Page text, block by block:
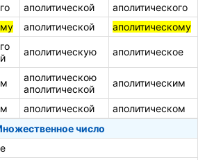
аполитической
аполитического
аполитической аполитическому
аполитическую аполитическое
аполитическою
аполитической
аполитическим
аполитической
аполитическом
число